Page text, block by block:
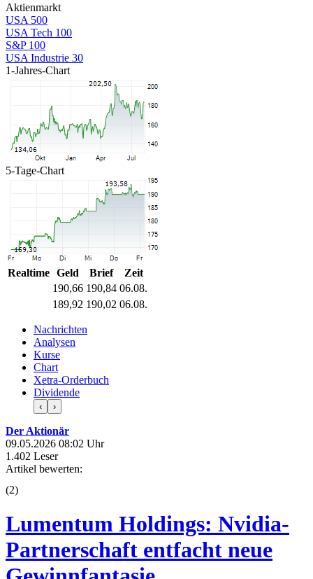
Aktienmarkt
USA 500
USA Tech 100
S&P 100
USA Industrie 30
1-Jahres-Chart
5-Tage-Chart
Realtime Geld Brief
Zeit
190,66 190,84 06.08.
189,92 190,02 06.08.
Nachrichten
Analysen
Kurse
Chart
Xetra-Orderbuch
Dividende
‹ ›
Der Aktionär
09.05.2026 08:02 Uhr
1.402 Leser
Artikel bewerten:
(2)
Lumentum Holdings: Nvidia-
Partnerschaft entfacht neue